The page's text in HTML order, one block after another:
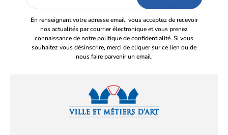
email
En renseignant votre adresse email, vous acceptez de recevoir
nos actualités par courrier électronique et vous prenez
connaissance de notre politique de confidentialité. Si vous
souhaitez vous désinscrire, merci de cliquer sur ce lien ou de
nous faire parvenir un email.